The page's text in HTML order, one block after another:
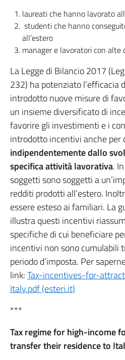
laureati che hanno lavorato
studenti che hanno
all’estero
manager e lavoratori con alte
La Legge di Bilancio 2017
232) ha potenziato l’efficacia
introdotto nuove misure di
un insieme diversificato di
favorire gli investimenti e i
introdotto incentivi anche per
indipendentemente dallo
specifica attività lavorativa.
soggetti sono soggetti a
redditi prodotti all’estero.
essere esteso ai familiari. La
illustra questi incentivi
specifiche di cui beneficiare
incentivi non sono cumulabili
periodo d’imposta. Per
link:Tax-incentives-for-
Italy.pdf (esteri.it)
***
Tax regime for high-income
transfer their residence to